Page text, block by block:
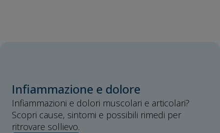
Infiammazione e dolore
Infiammazioni e dolori muscolari e articolari?
Scopri cause, sintomi e possibili rimedi per
ritrovare sollievo.